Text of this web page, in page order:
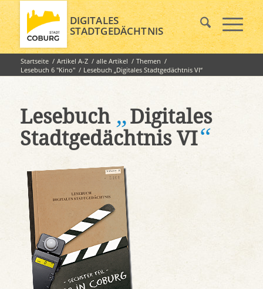
DIGITALES
STADTGEDÄCHTNIS
Startseite / Artikel A-Z / alle Artikel / Themen /
Lesebuch 6 "Kino" / Lesebuch „Digitales Stadtgedächtnis VI“
Lesebuch „Digitales
Stadtgedächtnis VI“